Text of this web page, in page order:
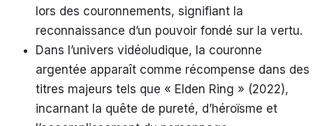
lors des couronnements, signifiant la
reconnaissance d’un pouvoir fondé sur la vertu.
Dans l’univers vidéoludique, la couronne
argentée apparaît comme récompense dans des
titres majeurs tels que « Elden Ring » (2022),
incarnant la quête de pureté, d’héroïsme et